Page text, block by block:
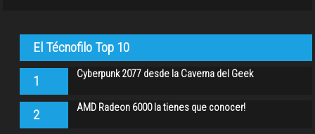
El Técnofilo Top 10
1 Cyberpunk 2077 desde la Caverna del Geek
2 AMD Radeon 6000 la tienes que conocer!